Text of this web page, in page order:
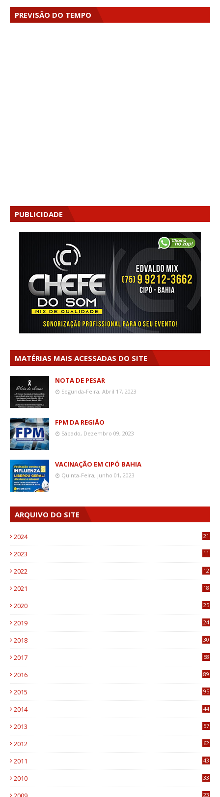
PREVISÃO DO TEMPO
PUBLICIDADE
MATÉRIAS MAIS ACESSADAS DO SITE
NOTA DE PESAR
Segunda-Feira, Abril 17, 2023
FPM DA REGIÃO
Sábado, Dezembro 09, 2023
VACINAÇÃO EM CIPÓ BAHIA
Quinta-Feira, Junho 01, 2023
ARQUIVO DO SITE
2024 21
2023
11
2022
12
2021
18
2020
25
2019
24
2018
30
2017
58
2016
89
2015
95
2014
44
2013
57
2012
62
2011
43
2010
33
23